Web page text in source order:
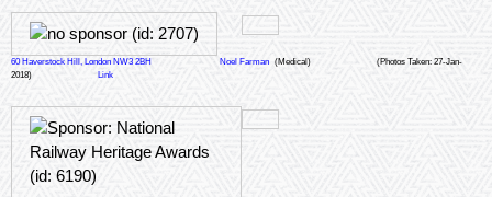
60 Haverstock Hill, London NW3 2BH Noel Farman (Medical)
(Photos Taken: 27-Jan-
2018)
Link